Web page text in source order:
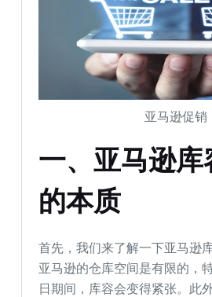
亚马逊促销
一、亚马逊
的本质
首先，我们来了解一下亚马逊
亚马逊的仓库空间是有限的，
日期间，库容会变得紧张。此